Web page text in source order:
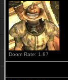
Doom Rate: 1.87